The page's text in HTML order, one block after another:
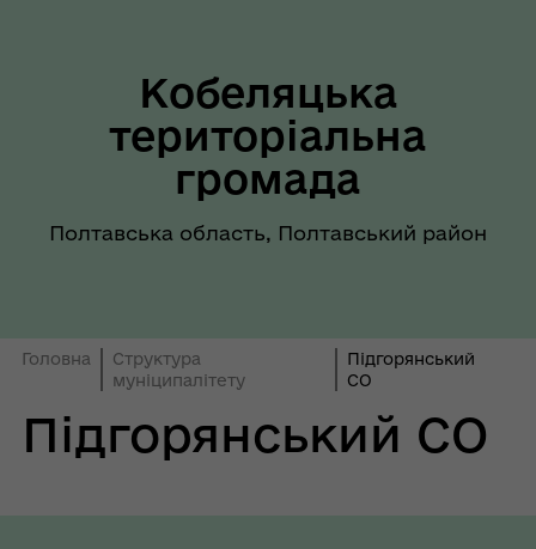
Кобеляцька
територіальна
громада
Полтавська область, Полтавський район
Головна
Структура
муніципалітету
Підгорянський
СО
Підгорянський СО